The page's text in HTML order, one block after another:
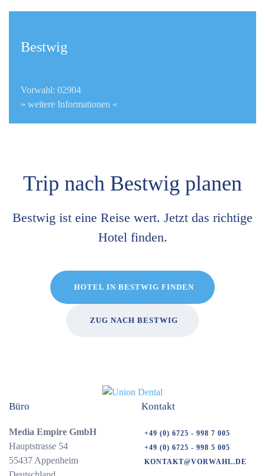
Bestwig
Vorwahl: 02904
» weitere Informationen «
Trip nach Bestwig planen
Bestwig ist eine Reise wert. Jetzt das richtige
Hotel finden.
HOTEL IN BESTWIG FINDEN
ZUG NACH BESTWIG
Büro
Media Empire GmbH
Hauptstrasse 54
55437 Appenheim
Kontakt
+49 (0) 6725 - 998 7 005
+49 (0) 6725 - 998 5 005
KONTAKT@VORWAHL.DE